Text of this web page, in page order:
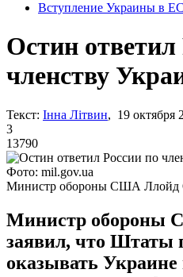
Вступление Украины в ЕС
Остин ответил
членству
Текст: Інна Літвин, 19 октября
3
13790
Фото: mil.gov.ua
Министр обороны США Ллойд
Министр обороны
заявил, что Штаты
оказывать Украине